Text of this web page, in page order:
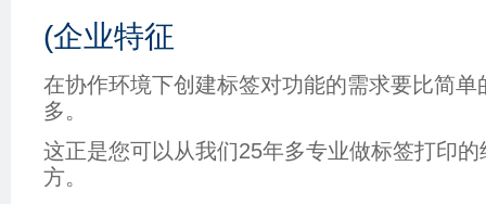
(企业特征
在协作环境下创建标签对功能的需求要比简单
多。
这正是您可以从我们25年多专业做标签打印
方。